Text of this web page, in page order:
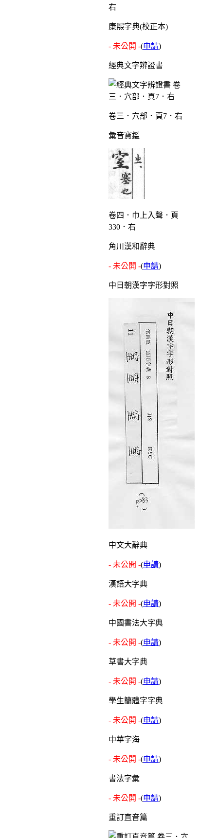
右
康熙字典(校正本)
- 未公開 -(申請)
經典文字辨證書
卷三．穴部．頁7．右
彙音寶鑑
卷四．巾上入聲．頁
330．右
角川漢和辭典
- 未公開 -(申請)
中日朝漢字字形對照
中文大辭典
- 未公開 -(申請)
漢語大字典
- 未公開 -(申請)
中國書法大字典
- 未公開 -(申請)
草書大字典
- 未公開 -(申請)
學生簡體字字典
- 未公開 -(申請)
中華字海
- 未公開 -(申請)
書法字彙
- 未公開 -(申請)
重訂直音篇